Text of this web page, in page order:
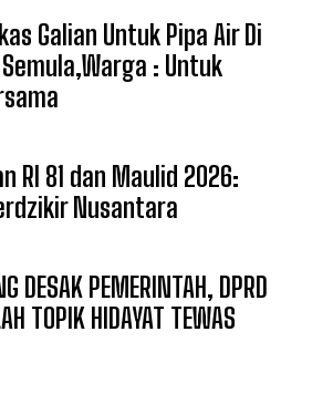
Galian Untuk Pipa Air Di
: Untuk
RI 81 dan Maulid 2026:
Nusantara
DESAK PEMERINTAH, DPRD
TOPIK HIDAYAT TEWAS